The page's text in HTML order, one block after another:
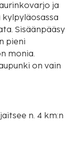
ja
kylpyläosassa
Sisäänpääsy
pieni
monia.
on vain
n. 4 km:n